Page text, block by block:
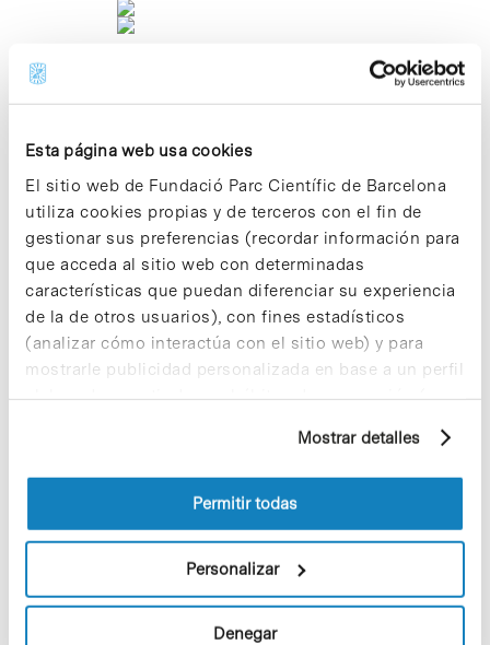
Esta página web usa cookies
El sitio web de Fundació Parc Científic de Barcelona
utiliza cookies propias y de terceros con el fin de
gestionar sus preferencias (recordar información para
que acceda al sitio web con determinadas
características que puedan diferenciar su experiencia
de la de otros usuarios), con fines estadísticos
(analizar cómo interactúa con el sitio web) y para
mostrarle publicidad personalizada en base a un perfil
elaborado a partir de sus hábitos de navegación (por
información sobre las cookies puede consultar
la Política de cookies del sitio web.
Mostrar detalles
Permitir todas
Personalizar
Denegar
IRB Barcelona-PCB de
Microscopia Digital Avançada
Ayer, martes 28 de abril, se inauguró en
el Parc Científic Barcelona (PCB) la
Plataforma IRB Barcelona-PCB de
Microscopia de Luz Digital Avanzada
(ADM). A las 12h en el Aula Fèlix
Serratosa, Julien Colombelli,
responsable de la ADM, realizó la
presentació de este nuevo servicio. Tras
El Instituto de Investigación
Biomédica, el centro de
investigación más grande del
Parc Científic de Barcelona